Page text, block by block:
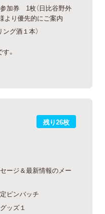
加券 1枚（日比谷野外
より優先的にご案内
グ酒１本）
。
残り26枚
ージ＆最新情報のメー
ピンバッチ
ッズ１